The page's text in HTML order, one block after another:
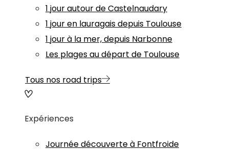
1 jour autour de Castelnaudary
1 jour en lauragais depuis Toulouse
1 jour à la mer, depuis Narbonne
Les plages au départ de Toulouse
Tous nos road trips
Expériences
Journée découverte à Fontfroide